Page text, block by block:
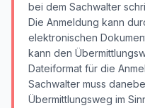
bei dem Sachwalter
Die Anmeldung kann
elektronischen
kann den
Dateiformat für die
Sachwalter muss
Übermittlungsweg im